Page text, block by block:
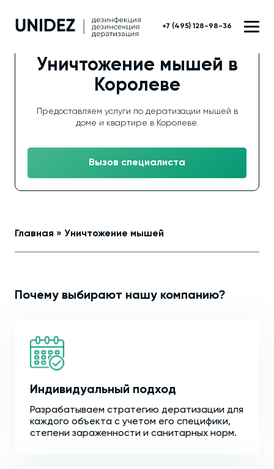
+7 (495) 128-98-36
Уничтожение мышей в
Королеве
Предоставляем услуги по дератизации мышей в
доме и квартире в Королеве.
Вызов специалиста
Главная » Уничтожение мышей
Почему выбирают нашу компанию?
Индивидуальный подход
Разрабатываем стратегию дератизации для
каждого объекта с учетом его специфики,
степени зараженности и санитарных норм.